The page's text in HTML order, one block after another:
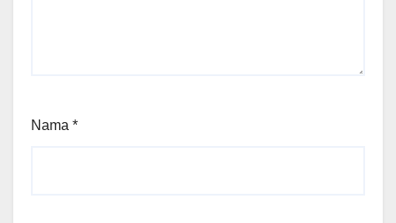
Nama *